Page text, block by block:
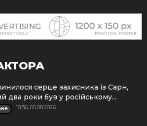
серце захисника із Сарн,
два роки був у російському...
18:36, 05.08.2026